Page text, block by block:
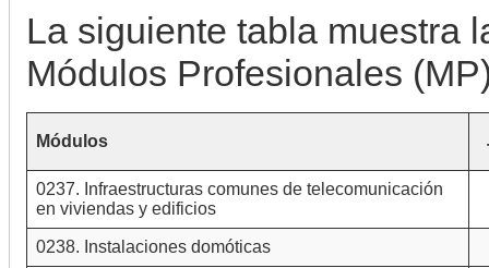
La siguiente tabla muestra
Módulos Profesionales
Módulos
0237. Infraestructuras comunes de telecomunicación
en viviendas y edificios
0238. Instalaciones domóticas